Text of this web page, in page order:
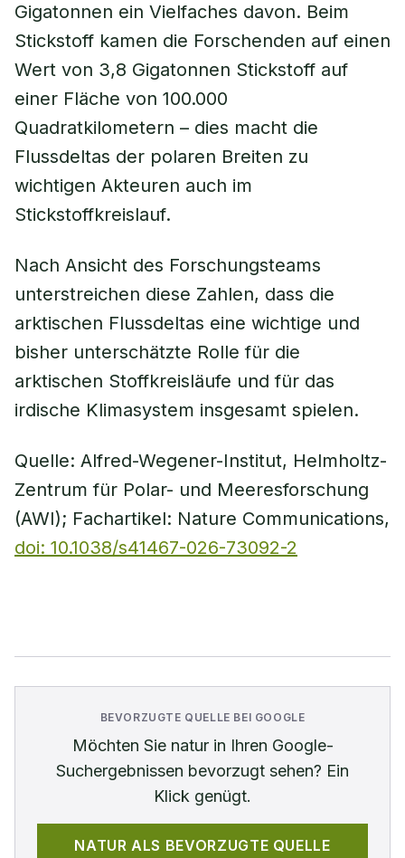
Gigatonnen ein Vielfaches davon. Beim
Stickstoff kamen die Forschenden auf einen
Wert von 3,8 Gigatonnen Stickstoff auf
einer Fläche von 100.000
Quadratkilometern – dies macht die
Flussdeltas der polaren Breiten zu
wichtigen Akteuren auch im
Stickstoffkreislauf.
Nach Ansicht des Forschungsteams
unterstreichen diese Zahlen, dass die
arktischen Flussdeltas eine wichtige und
bisher unterschätzte Rolle für die
arktischen Stoffkreisläufe und für das
irdische Klimasystem insgesamt spielen.
Quelle: Alfred-Wegener-Institut, Helmholtz-
Zentrum für Polar- und Meeresforschung
(AWI); Fachartikel: Nature Communications,
doi: 10.1038/s41467-026-73092-2
BEVORZUGTE QUELLE BEI GOOGLE
Möchten Sie naturin Ihren Google-
Suchergebnissen bevorzugt sehen? Ein
Klick genügt.
NATUR ALS BEVORZUGTE QUELLE